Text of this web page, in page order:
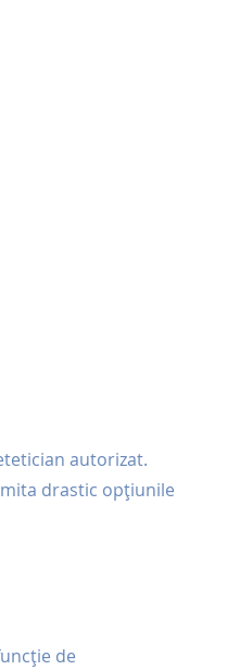
autorizat.
drastic opțiunile
de